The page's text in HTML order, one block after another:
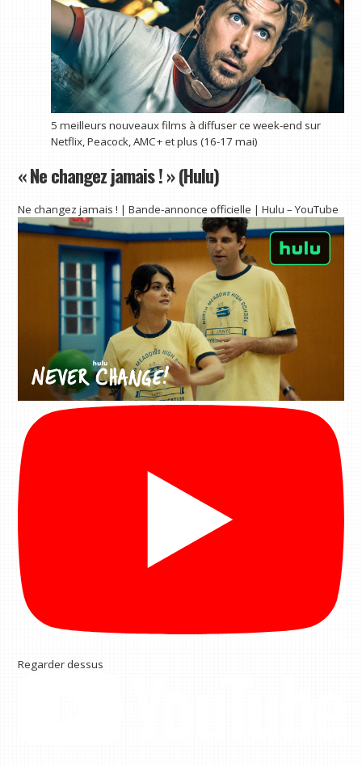
5 meilleurs nouveaux films à diffuser ce week-end sur
Netflix, Peacock, AMC+ et plus (16-17 mai)
« Ne changez jamais ! » (Hulu)
Ne changez jamais ! | Bande-annonce officielle | Hulu – YouTube
Regarder dessus